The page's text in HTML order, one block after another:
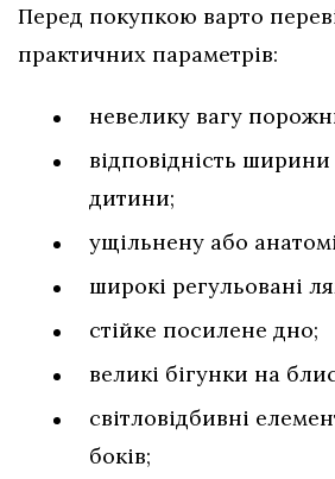
Перед покупкою варто
практичних параметрів:
невелику вагу
відповідність
дитини;
ущільнену або
широкі регульовані
стійке посилене дно;
великі бігунки на
світловідбивні
боків;